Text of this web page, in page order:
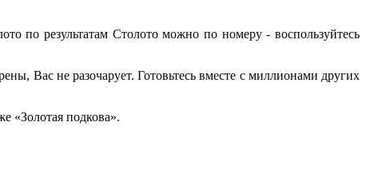
по результатам Столото можно по номеру - воспользуйтесь
Вас не разочарует. Готовьтесь вместе с миллионами других
«Золотая подкова».